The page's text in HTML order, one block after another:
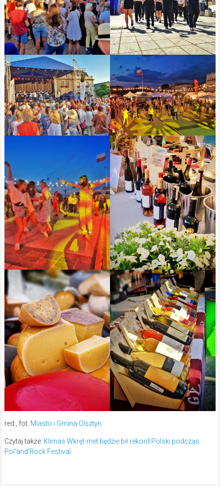
red., fot. Miasto i Gmina Olsztyn
Czytaj także: Klimas Wkręt-met będzie bił rekord Polski podczas
Pol’and’Rock Festival